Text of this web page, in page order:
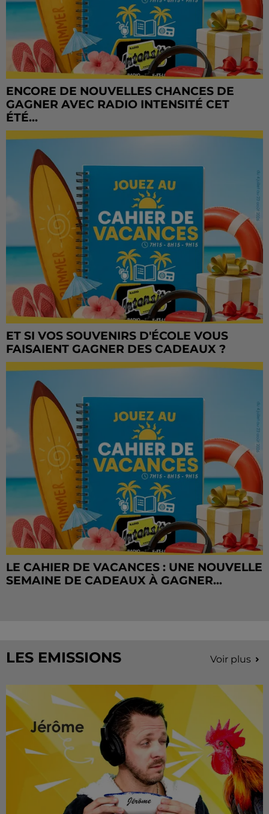
ENCORE DE NOUVELLES CHANCES DE
GAGNER AVEC RADIO INTENSITÉ CET
ÉTÉ...
ET SI VOS SOUVENIRS D'ÉCOLE VOUS
FAISAIENT GAGNER DES CADEAUX ?
LE CAHIER DE VACANCES : UNE NOUVELLE
SEMAINE DE CADEAUX À GAGNER...
LES EMISSIONS Voir plus